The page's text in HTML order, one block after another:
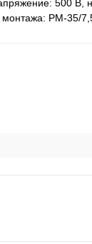
500
монтажа: РМ-35/